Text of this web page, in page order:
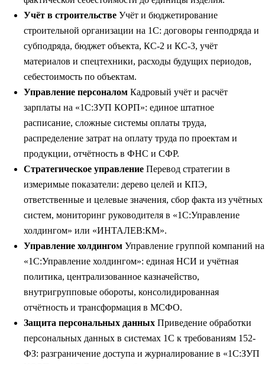
Учёт в строительстве Учёт и бюджетирование
строительной организации на 1С: договоры генподряда и
субподряда, бюджет объекта, КС-2 и КС-3, учёт
материалов и спецтехники, расходы будущих периодов,
себестоимость по объектам.
Управление персоналом Кадровый учёт и расчёт
зарплаты на «1С:ЗУП КОРП»: единое штатное
расписание, сложные системы оплаты труда,
распределение затрат на оплату труда по проектам и
продукции, отчётность в ФНС и СФР.
Стратегическое управление Перевод стратегии в
измеримые показатели: дерево целей и КПЭ,
ответственные и целевые значения, сбор факта из учётных
систем, мониторинг руководителя в «1С:Управление
холдингом» или «ИНТАЛЕВ:КМ».
Управление холдингом Управление группой компаний на
«1С:Управление холдингом»: единая НСИ и учётная
политика, централизованное казначейство,
внутригрупповые обороты, консолидированная
отчётность и трансформация в МСФО.
Защита персональных данных Приведение обработки
персональных данных в системах 1С к требованиям 152-
ФЗ: разграничение доступа и журналирование в «1С:ЗУП